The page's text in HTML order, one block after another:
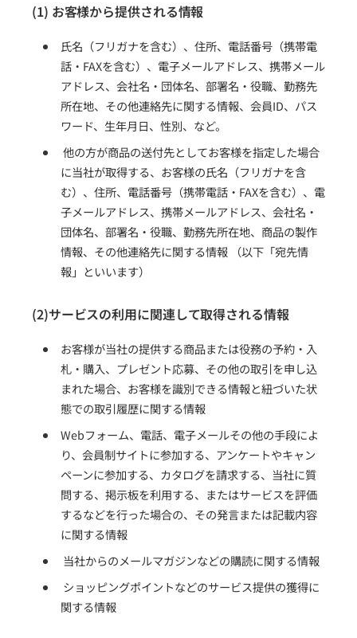
(1) お客様から提供される情報
氏名（フリガナを含む）、住所、電話番号（携帯電
話・FAXを含む）、電子メールアドレス、携帯メール
アドレス、会社名・団体名、部署名・役職、勤務先
所在地、その他連絡先に関する情報、会員ID、パス
ワード、生年月日、性別、など。
他の方が商品の送付先としてお客様を指定した場合
に当社が取得する、お客様の氏名（フリガナを含
む）、住所、電話番号（携帯電話・FAXを含む）、電
子メールアドレス、携帯メールアドレス、会社名・
団体名、部署名・役職、勤務先所在地、商品の製作
情報、その他連絡先に関する情報 （以下「宛先情
報」といいます）
(2)サービスの利用に関連して取得される情報
お客様が当社の提供する商品または役務の予約・入
札・購入、プレゼント応募、その他の取引を申し込
まれた場合、お客様を識別できる情報と紐づいた状
態での取引履歴に関する情報
Webフォーム、電話、電子メールその他の手段によ
り、会員制サイトに参加する、アンケートやキャン
ペーンに参加する、カタログを請求する、当社に質
問する、掲示板を利用する、またはサービスを評価
するなどを行った場合の、その発言または記載内容
に関する情報
当社からのメールマガジンなどの購読に関する情報
ショッピングポイントなどのサービス提供の獲得に
関する情報